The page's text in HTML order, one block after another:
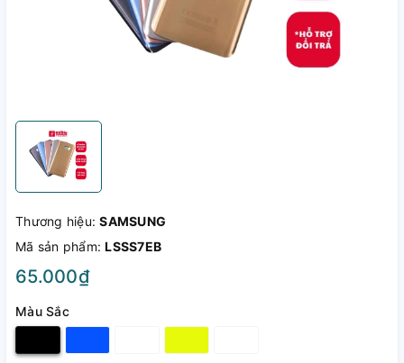
Thương hiệu:SAMSUNG
Mã sản phẩm:LSSS7EB
65.000₫
Màu Sắc